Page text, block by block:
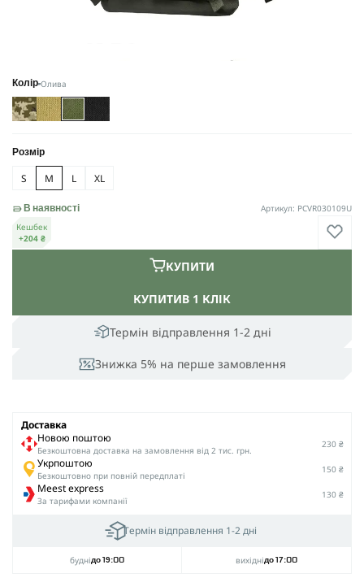
Колір Олива
Розмір
S M L XL
Термін відправлення 1-2 дні
Знижка 5% на перше замовлення
КУПИТИВ 1 КЛІК
КУПИТИ
В наявності
Артикул: PCVR030109U
Кешбек
+204 ₴
Доставка
Новою поштою
Безкоштовна доставка на замовлення від 2 тис. грн.
230 ₴
Укрпоштою
Безкоштовно при повній передплаті
150 ₴
Meest express
За тарифами компанії
130 ₴
Термін відправлення 1-2 дні
буднідо 19:00 вихіднідо 17:00